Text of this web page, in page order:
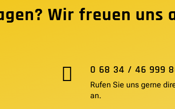
Wir freuen uns
 0 68 34 / 46 999
Rufen Sie uns gerne
an.